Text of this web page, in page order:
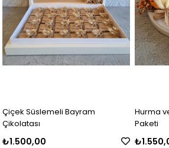
Çiçek Süslemeli Bayram
Çikolatası
₺1.500,00
Hurma
Paketi